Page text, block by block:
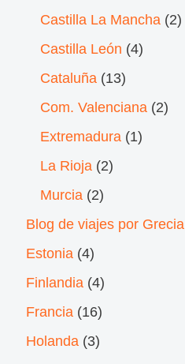
Castilla La Mancha (2)
Castilla León (4)
Cataluña (13)
Com. Valenciana (2)
Extremadura (1)
La Rioja (2)
Murcia (2)
Blog de viajes por Grecia
Estonia (4)
Finlandia (4)
Francia (16)
Holanda (3)